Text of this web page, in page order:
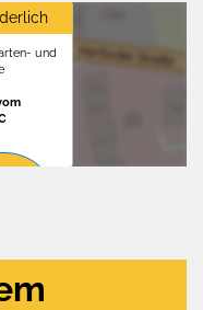
und